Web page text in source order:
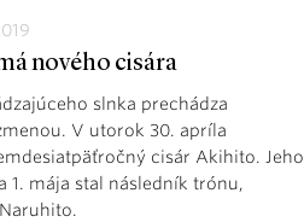
nového cisára
slnka prechádza
V utorok 30. apríla
cisár Akihito. Jeho
1. mája stal následník trónu,